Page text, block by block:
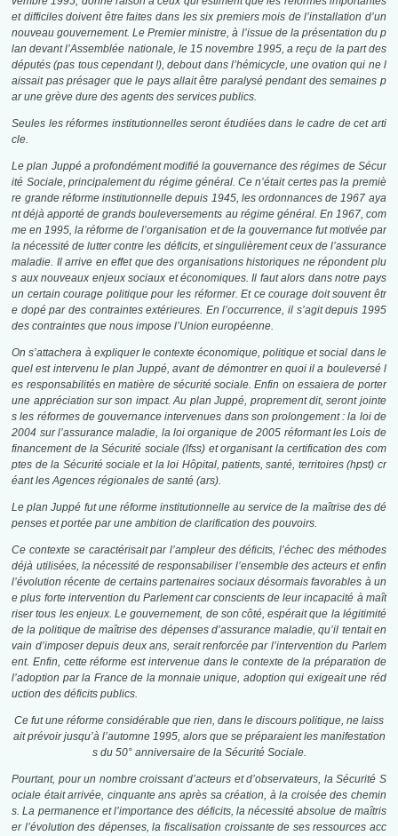
et difficiles doivent être faites dans les six premiers mois de l’installation d’un
nouveau gouvernement. Le Premier ministre, à l’issue de la présentation du p
lan devant l’Assemblée nationale, le 15 novembre 1995, a reçu de la part des
députés (pas tous cependant !), debout dans l’hémicycle, une ovation qui ne l
aissait pas présager que le pays allait être paralysé pendant des semaines p
ar une grève dure des agents des services publics.
Seules les réformes institutionnelles seront étudiées dans le cadre de cet arti
cle.
Le plan Juppé a profondément modifié la gouvernance des régimes de Sécur
ité Sociale, principalement du régime général. Ce n’était certes pas la premiè
re grande réforme institutionnelle depuis 1945, les ordonnances de 1967 aya
nt déjà apporté de grands bouleversements au régime général. En 1967, com
me en 1995, la réforme de l’organisation et de la gouvernance fut motivée par
la nécessité de lutter contre les déficits, et singulièrement ceux de l’assurance
maladie. Il arrive en effet que des organisations historiques ne répondent plu
s aux nouveaux enjeux sociaux et économiques. Il faut alors dans notre pays
un certain courage politique pour les réformer. Et ce courage doit souvent êtr
e dopé par des contraintes extérieures. En l’occurrence, il s’agit depuis 1995
des contraintes que nous impose l’Union européenne.
On s’attachera à expliquer le contexte économique, politique et social dans le
quel est intervenu le plan Juppé, avant de démontrer en quoi il a bouleversé l
es responsabilités en matière de sécurité sociale. Enfin on essaiera de porter
une appréciation sur son impact. Au plan Juppé, proprement dit, seront jointe
s les réformes de gouvernance intervenues dans son prolongement : la loi de
2004 sur l’assurance maladie, la loi organique de 2005 réformant les Lois de
financement de la Sécurité sociale (lfss) et organisant la certification des com
ptes de la Sécurité sociale et la loi Hôpital, patients, santé, territoires (hpst) cr
éant les Agences régionales de santé (ars).
Le plan Juppé fut une réforme institutionnelle au service de la maîtrise des dé
penses et portée par une ambition de clarification des pouvoirs.
Ce contexte se caractérisait par l’ampleur des déficits, l’échec des méthodes
déjà utilisées, la nécessité de responsabiliser l’ensemble des acteurs et enfin
l’évolution récente de certains partenaires sociaux désormais favorables à un
e plus forte intervention du Parlement car conscients de leur incapacité à maît
riser tous les enjeux. Le gouvernement, de son côté, espérait que la légitimité
de la politique de maîtrise des dépenses d’assurance maladie, qu’il tentait en
vain d’imposer depuis deux ans, serait renforcée par l’intervention du Parlem
ent. Enfin, cette réforme est intervenue dans le contexte de la préparation de
l’adoption par la France de la monnaie unique, adoption qui exigeait une réd
uction des déficits publics.
Ce fut une réforme considérable que rien, dans le discours politique, ne laiss
ait prévoir jusqu’à l’automne 1995, alors que se préparaient les manifestation
s du 50° anniversaire de la Sécurité Sociale.
Pourtant, pour un nombre croissant d’acteurs et d’observateurs, la Sécurité S
ociale était arrivée, cinquante ans après sa création, à la croisée des chemin
s. La permanence et l’importance des déficits, la nécessité absolue de maîtris
er l’évolution des dépenses, la fiscalisation croissante de ses ressources acc